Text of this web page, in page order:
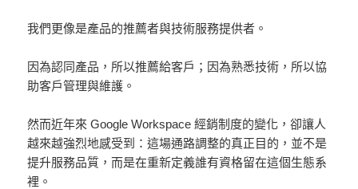
我們更像是產品的推薦者與技術服務提供者。
因為認同產品，所以推薦給客戶；因為熟悉技術，所以協
助客戶管理與維護。
然而近年來 Google Workspace 經銷制度的變化，卻讓人
越來越強烈地感受到：這場通路調整的真正目的，並不是
提升服務品質，而是在重新定義誰有資格留在這個生態系
裡。